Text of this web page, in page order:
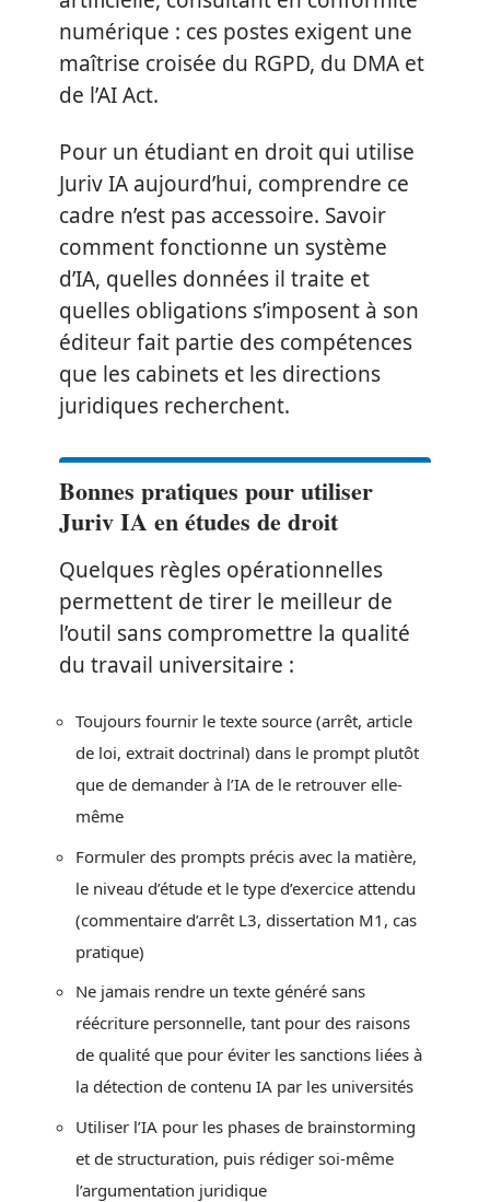
numérique : ces postes exigent une
maîtrise croisée du RGPD, du DMA et
de l’AI Act.
Pour un étudiant en droit qui utilise
Juriv IA aujourd’hui, comprendre ce
cadre n’est pas accessoire. Savoir
comment fonctionne un système
d’IA, quelles données il traite et
quelles obligations s’imposent à son
éditeur fait partie des compétences
que les cabinets et les directions
juridiques recherchent.
Bonnes pratiques pour utiliser
Juriv IA en études de droit
Quelques règles opérationnelles
permettent de tirer le meilleur de
l’outil sans compromettre la qualité
du travail universitaire :
Toujours fournir le texte source (arrêt, article
de loi, extrait doctrinal) dans le prompt plutôt
que de demander à l’IA de le retrouver elle-
même
Formuler des prompts précis avec la matière,
le niveau d’étude et le type d’exercice attendu
(commentaire d’arrêt L3, dissertation M1, cas
pratique)
Ne jamais rendre un texte généré sans
réécriture personnelle, tant pour des raisons
de qualité que pour éviter les sanctions liées à
la détection de contenu IA par les universités
Utiliser l’IA pour les phases de brainstorming
et de structuration, puis rédiger soi-même
l’argumentation juridique